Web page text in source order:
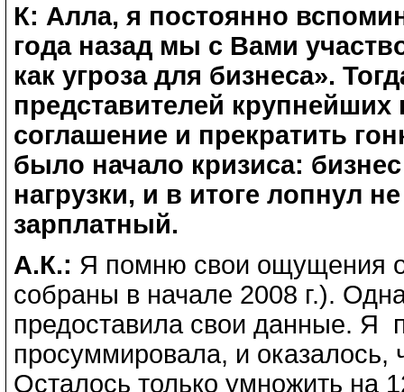
К: Алла, я постоянно
года назад мы с Вами
как угроза для бизнеса».
представителей
соглашение и прекратить
было начало кризиса:
нагрузки, и в итоге лопнул
зарплатный.
А.К.: Я помню свои ощущения
собраны в начале 2008 г.).
предоставила свои данные. Я
просуммировала, и оказалось,
Осталось только умножить на